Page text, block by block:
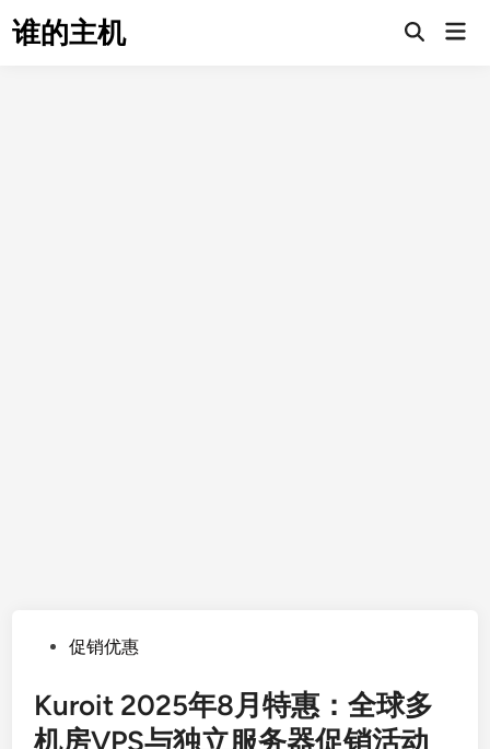
to谁的主机
Open
Posted促销优惠
Kuroit 2025年8月特惠：全球多
机房VPS与独立服务器促销活动